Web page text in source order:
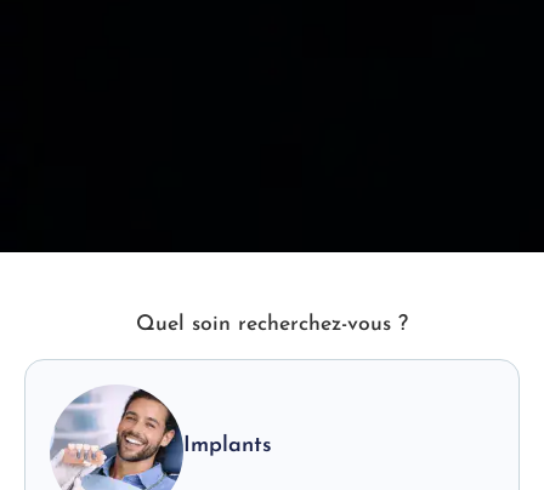
Quel soin recherchez-vous ?
Implants